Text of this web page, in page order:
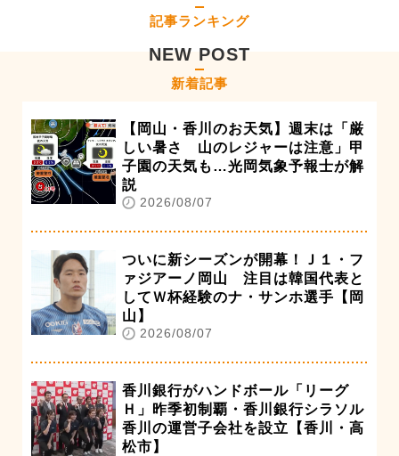
記事ランキング
NEW POST
新着記事
【岡山・香川のお天気】週末は「厳
しい暑さ 山のレジャーは注意」甲
子園の天気も…光岡気象予報士が解
説
2026/08/07
ついに新シーズンが開幕！Ｊ１・フ
ァジアーノ岡山 注目は韓国代表と
してＷ杯経験のナ・サンホ選手【岡
山】
2026/08/07
香川銀行がハンドボール「リーグ
Ｈ」昨季初制覇・香川銀行シラソル
香川の運営子会社を設立【香川・高
松市】